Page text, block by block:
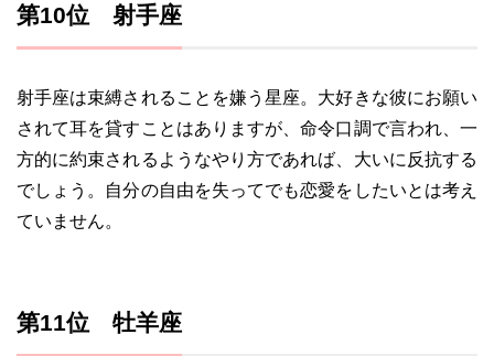
第10位 射手座
射手座は束縛されることを嫌う星座。大好きな彼にお願い
されて耳を貸すことはありますが、命令口調で言われ、一
方的に約束されるようなやり方であれば、大いに反抗する
でしょう。自分の自由を失ってでも恋愛をしたいとは考え
ていません。
第11位 牡羊座